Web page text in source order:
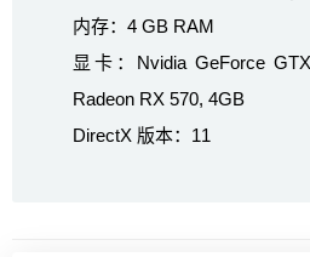
内存：4 GB RAM
显卡：Nvidia GeForce
Radeon RX 570, 4GB
DirectX 版本：11